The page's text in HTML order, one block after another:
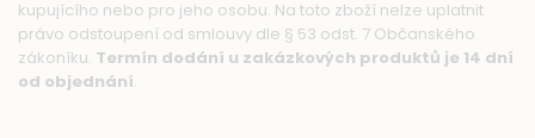
kupujícího nebo pro jeho osobu. Na toto zboží nelze uplatnit
právo odstoupení od smlouvy dle § 53 odst. 7 Občanského
zákoníku. Termín dodání u zakázkových produktů je 14 dní
od objednání.